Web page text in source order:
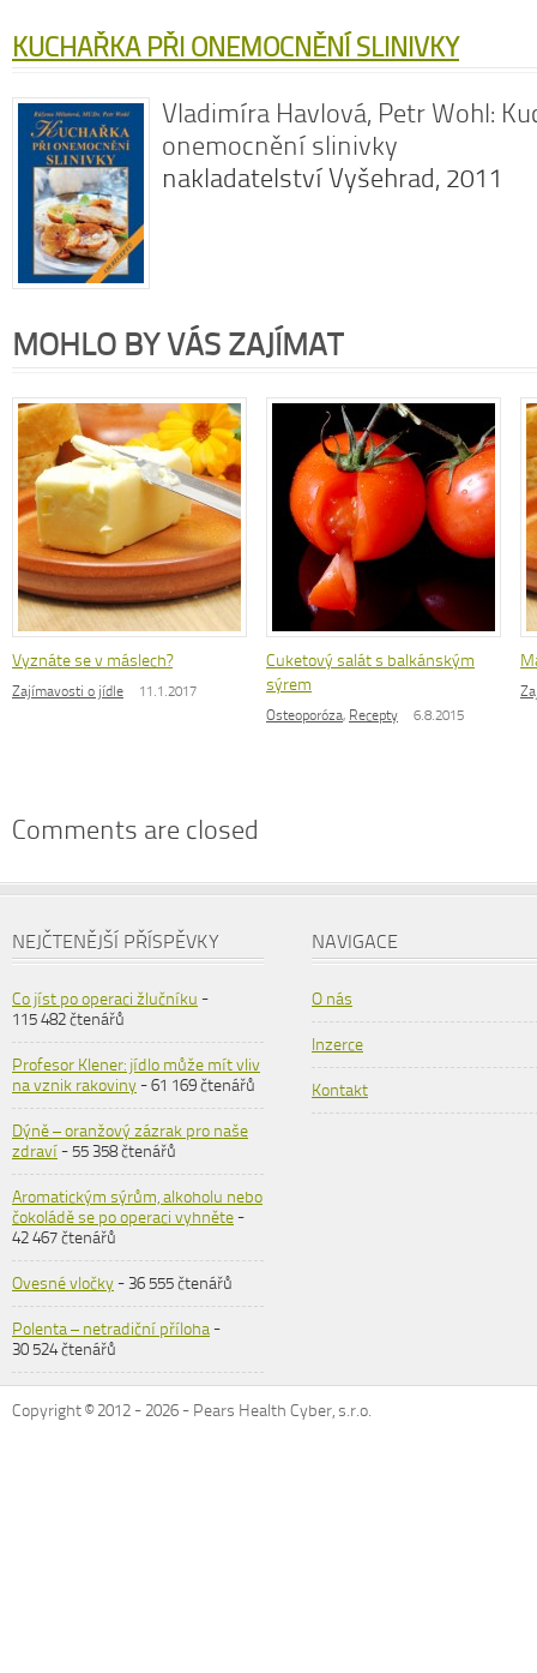
KUCHAŘKA PŘI ONEMOCNĚNÍ SLINIVKY
Vladimíra Havlová, Petr Wohl:
onemocnění slinivky
nakladatelství Vyšehrad, 2011
MOHLO BY VÁS ZAJÍMAT
Vyznáte se v máslech?
Zajímavosti o jídle 11.1.2017
Cuketový salát s balkánským
sýrem
Osteoporóza, Recepty 6.8.2015
Comments are closed
NEJČTENĚJŠÍ PŘÍSPĚVKY
Co jíst po operaci žlučníku -
115 482 čtenářů
Profesor Klener: jídlo může mít vliv
na vznik rakoviny- 61 169 čtenářů
Dýně – oranžový zázrak pro naše
zdraví- 55 358 čtenářů
Aromatickým sýrům, alkoholu nebo
čokoládě se po operaci vyhněte-
42 467 čtenářů
Ovesné vločky- 36 555 čtenářů
Polenta – netradiční příloha-
30 524 čtenářů
NAVIGACE
O nás
Inzerce
Kontakt
Copyright © 2012 -2026 - Pears Health Cyber, s.r.o.